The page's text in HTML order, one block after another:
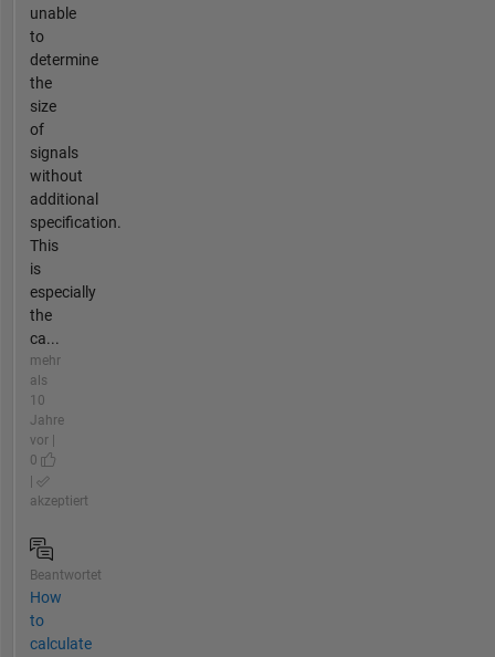
unable
to
determine
the
size
of
signals
without
additional
specification.
This
is
especially
the
ca...
mehr
als
10
Jahre
vor |
0
|
akzeptiert
Beantwortet
How
to
calculate